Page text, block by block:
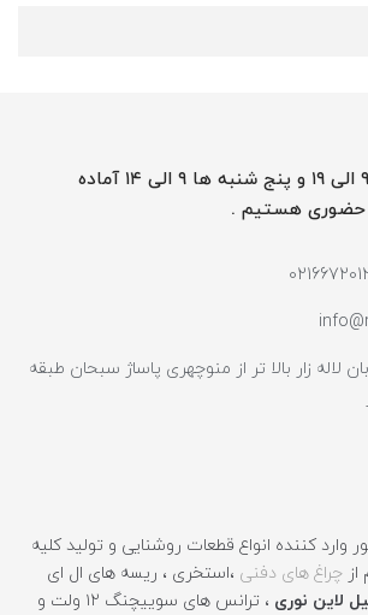
شنبه تا چهار شنبه ۹ الی ۱۹ و پنج شنبه ها ۹ الی ۱۴ آماده
حضوری هستیم .
لاله زار بالا تر از منوچهری پاساژ سبحان طبقه
وارد کننده انواع قطعات روشنایی و تولید کلیه
چراغ های دفنی ،استخری ، ریسه های ال ای
لاین نوری
، ترانس های سوییچنگ ۱۲ ولت و